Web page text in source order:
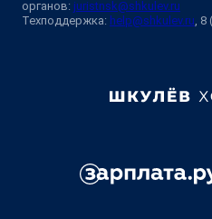
органов: juristnsk@shkulev.ru
Техподдержка: help@shkulev.ru, 8